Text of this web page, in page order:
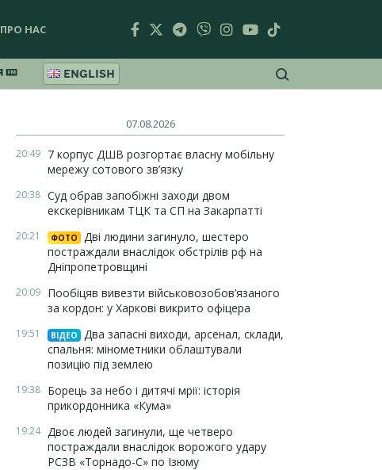
ПРО НАС
ENGLISH
07.08.2026
20:49 7 корпус ДШВ розгортає власну мобільну
мережу сотового зв’язку
20:38 Суд обрав запобіжні заходи двом
екскерівникам ТЦК та СП на Закарпатті
20:21 ФОТО
Дві людини загинуло, шестеро
постраждали внаслідок обстрілів рф на
Дніпропетровщині
20:09 Пообіцяв вивезти військовозобов’язаного
за кордон: у Харкові викрито офіцера
19:51 ВІДЕО
Два запасні виходи, арсенал, склади,
спальня: мінометники облаштували
позицію під землею
19:38 Борець за небо і дитячі мрії: історія
прикордонника «Кума»
19:24 Двоє людей загинули, ще четверо
постраждали внаслідок ворожого удару
РСЗВ «Торнадо-С» по Ізюму